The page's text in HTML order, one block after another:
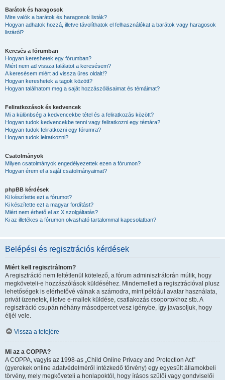
Barátok és haragosok
Mire valók a barátok és haragosok listák?
Hogyan adhatok hozzá, illetve távolíthatok el felhasználókat a barátok vagy haragosok
listáról?
Keresés a fórumban
Hogyan kereshetek egy fórumban?
Miért nem ad vissza találatot a keresésem?
A keresésem miért ad vissza üres oldalt!?
Hogyan kereshetek a tagok között?
Hogyan találhatom meg a saját hozzászólásaimat és témáimat?
Feliratkozások és kedvencek
Mi a különbség a kedvencekbe tétel és a feliratkozás között?
Hogyan tudok kedvencekbe tenni vagy feliratkozni egy témára?
Hogyan tudok feliratkozni egy fórumra?
Hogyan tudok leiratkozni?
Csatolmányok
Milyen csatolmányok engedélyezettek ezen a fórumon?
Hogyan érem el a saját csatolmányaimat?
phpBB kérdések
Ki készítette ezt a fórumot?
Ki készítette ezt a magyar fordítást?
Miért nem érhető el az X szolgáltatás?
Ki az illetékes a fórumon olvasható tartalommal kapcsolatban?
Belépési és regisztrációs kérdések
Miért kell regisztrálnom?
A regisztráció nem feltétlenül kötelező, a fórum adminisztrátorán múlik, hogy
megköveteli-e hozzászólások küldéséhez. Mindemellett a regisztrációval plusz
lehetőségek is elérhetővé válnak a számodra, mint például avatar használata,
privát üzenetek, illetve e-mailek küldése, csatlakozás csoportokhoz stb. A
regisztráció csupán néhány másodpercet vesz igénybe, így javasoljuk, hogy
éljél vele.
Vissza a tetejére
Mi az a COPPA?
A COPPA, vagyis az 1998-as „Child Online Privacy and Protection Act”
(gyerekek online adatvédelméről intézkedő törvény) egy egyesült államokbeli
törvény, mely megköveteli a honlapoktól, hogy írásos szülői vagy gondviselői